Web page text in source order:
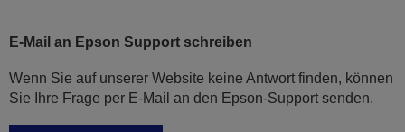
E-Mail an Epson Support schreiben
Wenn Sie auf unserer Website keine Antwort finden, können
Sie Ihre Frage per E-Mail an den Epson-Support senden.